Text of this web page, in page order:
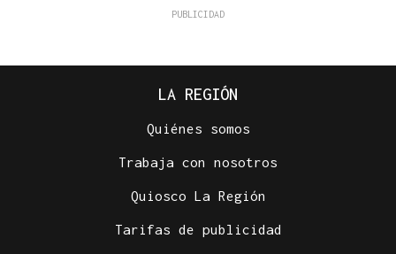
LA REGIÓN
Quiénes somos
Trabaja con nosotros
Quiosco La Región
Tarifas de publicidad